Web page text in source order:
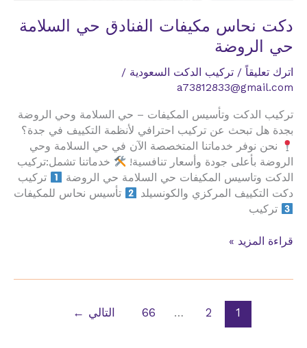
دكت نحاس مكيفات الفنادق حي السلامة
حي الروضة
اترك تعليقاً / تركيب الدكت السعودية /
a73812833@gmail.com
تركيب الدكت وتأسيس المكيفات – حي السلامة وحي الروضة
بجدة هل تبحث عن تركيب احترافي لأنظمة التكييف في جدة؟
نحن نوفر خدماتنا المتخصصة الآن في حي السلامة وحي
الروضة بأعلى جودة وأسعار تنافسية!
خدماتنا تشمل:تركيب
الدكت وتاسيس المكيفات حي السلامة حي الروضة
تركيب
دكت التكييف المركزي والكونسيلد
تأسيس نحاس للمكيفات
تركيب
دكت
قراءة المزيد »
1
2
…
66 التالي ←